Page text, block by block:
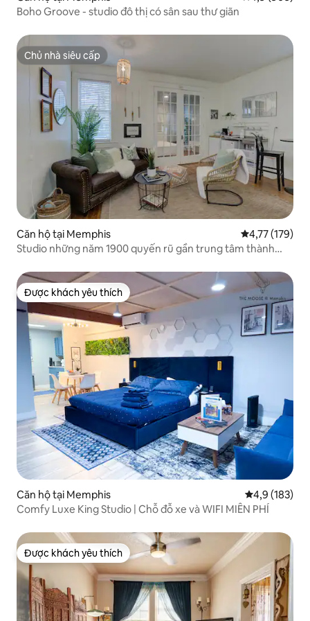
Boho Groove - studio đô thị có sân sau thư giãn
Chủ nhà siêu cấp
Chủ nhà siêu cấp
Căn hộ tại Memphis Xếp hạng
4,77 (179)
Studio những năm 1900 quyến rũ gần trung tâm thành
Được khách yêu thích
Được khách yêu thích
Căn hộ tại Memphis Xếp hạng
4,9 (183)
Comfy Luxe King Studio | Chỗ đỗ xe và WIFI MIỄN PHÍ
Được khách yêu thích
Được khách yêu thích